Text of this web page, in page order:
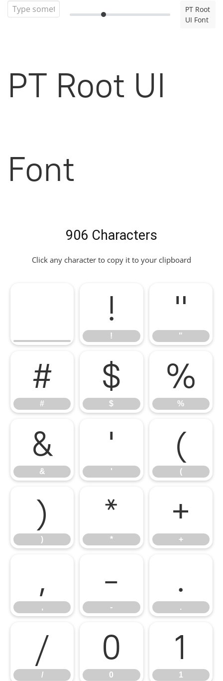
PT Root
UI Font
PT Root UI
Font
906 Characters
Click any character to copy it to your clipboard
!
!
"
"
#
#
$
$
%
%
&
&
'
'
(
(
)
)
*
*
+
+
,
,
-
-
.
.
/
/
0
0
1
1